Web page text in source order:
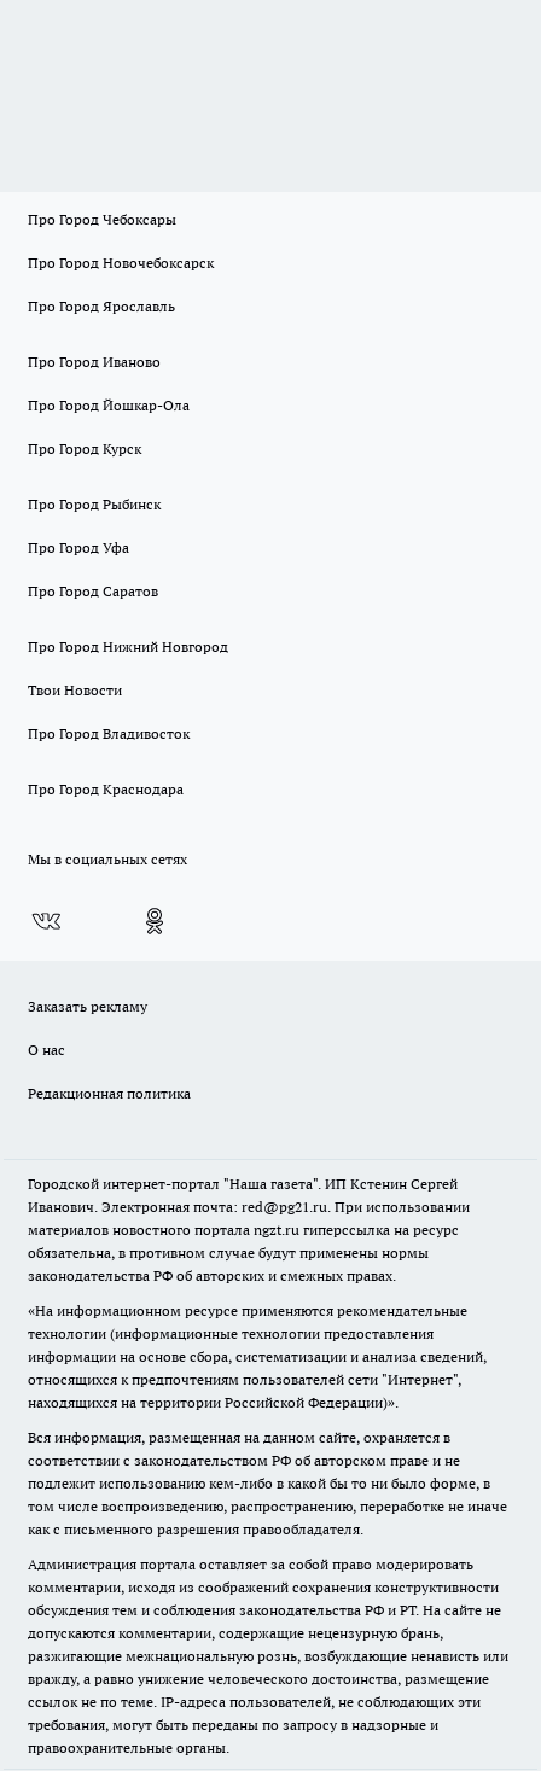
Про Город Чебоксары
Про Город Новочебоксарск
Про Город Ярославль
Про Город Иваново
Про Город Йошкар-Ола
Про Город Курск
Про Город Рыбинск
Про Город Уфа
Про Город Саратов
Про Город Нижний Новгород
Твои Новости
Про Город Владивосток
Про Город Краснодара
Мы в социальных сетях
Заказать рекламу
О нас
Редакционная политика
Городской интернет-портал "Наша газета". ИП Кстенин Сергей
Иванович. Электронная почта: red@pg21.ru. При использовании
материалов новостного портала ngzt.ru гиперссылка на ресурс
обязательна, в противном случае будут применены нормы
законодательства РФ об авторских и смежных правах.
«На информационном ресурсе применяются рекомендательные
технологии (информационные технологии предоставления
информации на основе сбора, систематизации и анализа сведений,
относящихся к предпочтениям пользователей сети "Интернет",
находящихся на территории Российской Федерации)».
Вся информация, размещенная на данном сайте, охраняется в
соответствии с законодательством РФ об авторском праве и не
подлежит использованию кем-либо в какой бы то ни было форме, в
том числе воспроизведению, распространению, переработке не иначе
как с письменного разрешения правообладателя.
Администрация портала оставляет за собой право модерировать
комментарии, исходя из соображений сохранения конструктивности
обсуждения тем и соблюдения законодательства РФ и РТ. На сайте не
допускаются комментарии, содержащие нецензурную брань,
разжигающие межнациональную рознь, возбуждающие ненависть или
вражду, а равно унижение человеческого достоинства, размещение
ссылок не по теме. IP-адреса пользователей, не соблюдающих эти
требования, могут быть переданы по запросу в надзорные и
правоохранительные органы.